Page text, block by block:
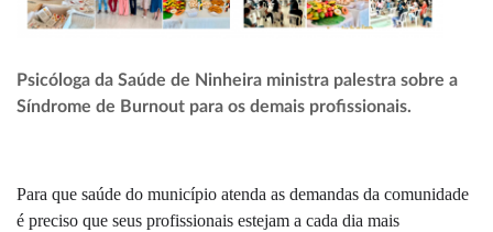
Psicóloga da Saúde de Ninheira ministra palestra sobre a
Síndrome de Burnout para os demais profissionais.
Para que saúde do município atenda as demandas da comunidade
é preciso que seus profissionais estejam a cada dia mais